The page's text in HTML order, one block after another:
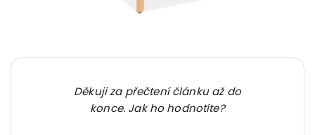
Děkuji za přečtení článku až do
konce. Jak ho hodnotíte?